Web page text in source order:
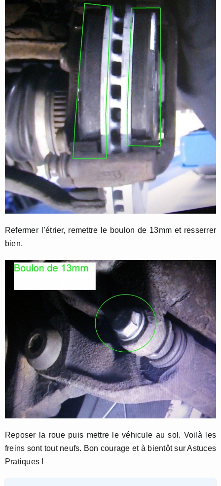
Refermer l’étrier, remettre le boulon de 13mm et resserrer
bien.
Reposer la roue puis mettre le véhicule au sol. Voilà les
freins sont tout neufs. Bon courage et à bientôt sur Astuces
Pratiques !